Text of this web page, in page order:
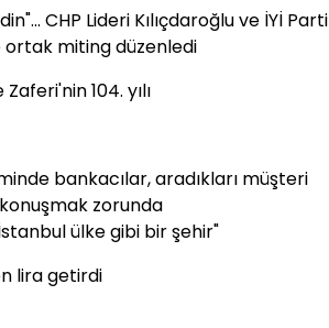
CHP Lideri Kılıçdaroğlu ve İYİ Parti
ortak miting düzenledi
104. yılı
bankacılar, aradıkları müşteri
zorunda
ülke gibi bir şehir"
lira getirdi